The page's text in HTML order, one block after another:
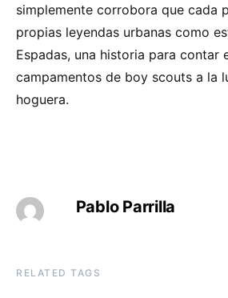
simplemente corrobora que cada
propias leyendas urbanas como
Espadas, una historia para contar
campamentos de boy scouts a la
hoguera.
Pablo Parrilla
RELATED TAGS